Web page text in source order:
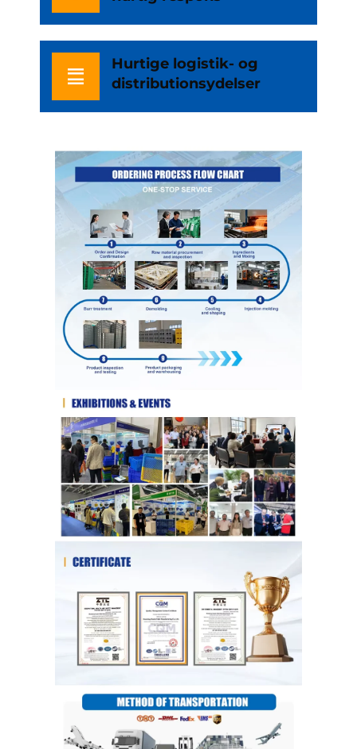
Hurtige logistik- og
distributionsydelser